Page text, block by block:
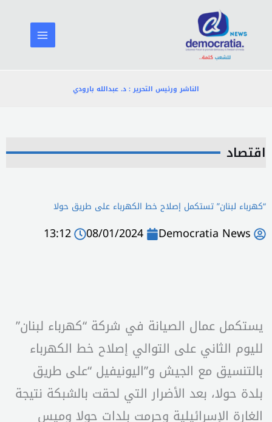
المحتوى
الناشر ورئيس التحرير : د. عبدالله بارودي
اقتصاد
“كهرباء لبنان” تستكمل إصلاح خط الكهرباء على طريق حولا
Democratia News
08/01/2024
13:12
يستكمل عمال الصيانة في شركة “كهرباء لبنان”
لليوم الثاني على التوالي إصلاح خط الكهرباء
بالتنسيق مع الجيش و”اليونيفيل “على طريق
بلدة حولا، بعد الأضرار التي لحقت بالشبكة نتيجة
الغارة الإسرائيلية وحرمت بلدات حولا وميس